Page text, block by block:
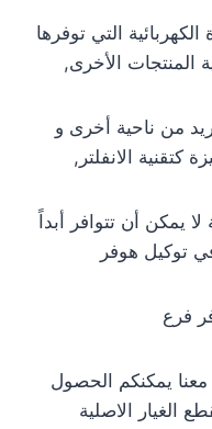
التي توفرها
المنتجات الأخرى,
من ناحية أخرى و
كتقنية الانفلتر,
يمكن أن تتوافر أبداً
توكيل هوفر
فرع
يمكنكم الحصول
الغيار الاصلية